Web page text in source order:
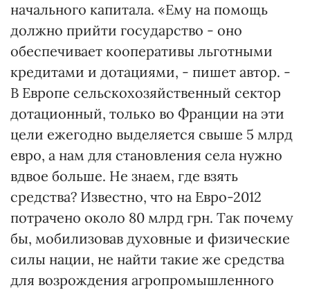
начального капитала. «Ему на помощь
должно прийти государство - оно ​​
обеспечивает кооперативы льготными
кредитами и дотациями, - пишет автор. -
В Европе сельскохозяйственный сектор
дотационный, только во Франции на эти
цели ежегодно выделяется свыше 5 млрд
евро, а нам для становления села нужно
вдвое больше. Не знаем, где взять
средства? Известно, что на Евро-2012
потрачено около 80 млрд грн. Так почему
бы, мобилизовав духовные и физические
силы нации, не найти такие же средства
для возрождения агропромышленного